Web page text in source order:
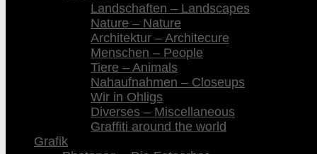
Landschaften – Landscapes
Nature – Nature
Architektur – Architecure
Menschen – People
Tiere – Animals
Nahaufnahmen – Closeups
Wir in Ohligs
Diverses – Miscellaneous
Graffiti around the world
Grafik